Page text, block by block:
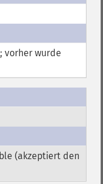
vorher wurde
(akzeptiert den